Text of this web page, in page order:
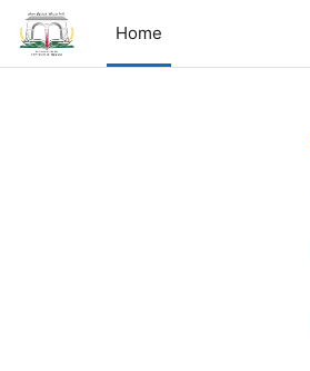
Skip to main content
Home